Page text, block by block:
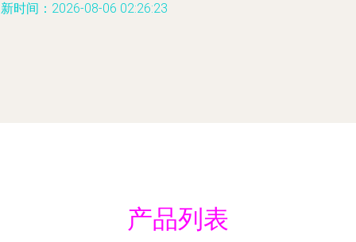
时间：2026-08-06 02:26:23
产品列表